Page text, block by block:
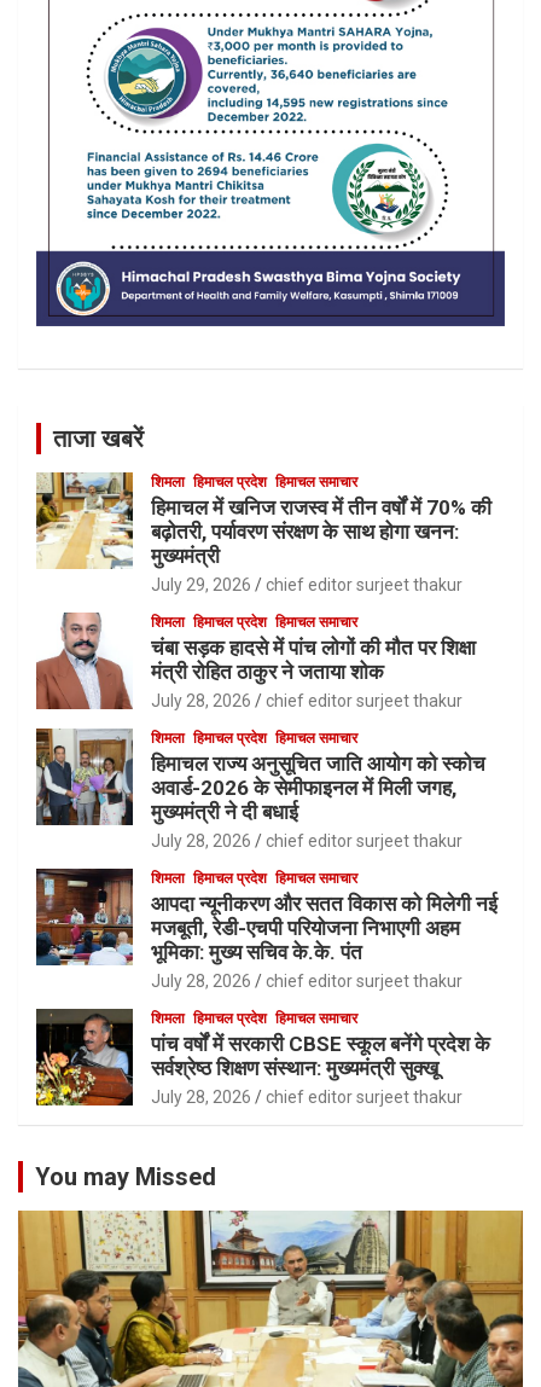
ताजा खबरें
शिमला हिमाचल प्रदेश हिमाचल समाचार
हिमाचल में खनिज राजस्व में तीन वर्षों में 70% की
बढ़ोतरी, पर्यावरण संरक्षण के साथ होगा खनन:
मुख्यमंत्री
July 29, 2026 chief editor surjeet thakur
शिमला हिमाचल प्रदेश हिमाचल समाचार
चंबा सड़क हादसे में पांच लोगों की मौत पर शिक्षा
मंत्री रोहित ठाकुर ने जताया शोक
July 28, 2026 chief editor surjeet thakur
शिमला हिमाचल प्रदेश हिमाचल समाचार
हिमाचल राज्य अनुसूचित जाति आयोग को स्कोच
अवार्ड-2026 के सेमीफाइनल में मिली जगह,
मुख्यमंत्री ने दी बधाई
July 28, 2026 chief editor surjeet thakur
शिमला हिमाचल प्रदेश हिमाचल समाचार
आपदा न्यूनीकरण और सतत विकास को मिलेगी नई
मजबूती, रेडी-एचपी परियोजना निभाएगी अहम
भूमिका: मुख्य सचिव के.के. पंत
July 28, 2026 chief editor surjeet thakur
शिमला हिमाचल प्रदेश हिमाचल समाचार
पांच वर्षों में सरकारी CBSE स्कूल बनेंगे प्रदेश के
सर्वश्रेष्ठ शिक्षण संस्थान: मुख्यमंत्री सुक्खू
July 28, 2026 chief editor surjeet thakur
You may Missed